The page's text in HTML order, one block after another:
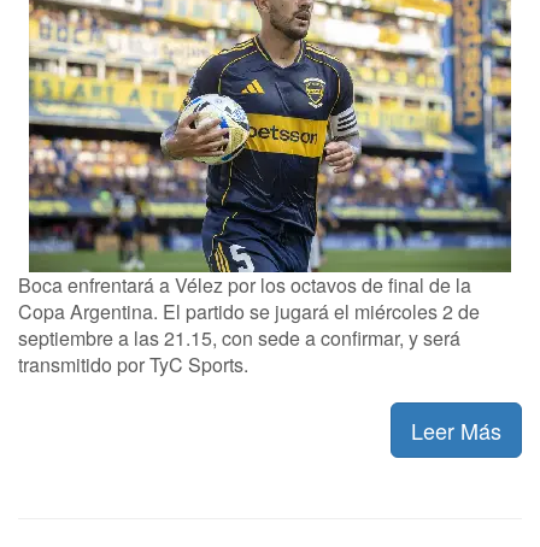
Boca enfrentará a Vélez por los octavos de final de la
Copa Argentina. El partido se jugará el miércoles 2 de
septiembre a las 21.15, con sede a confirmar, y será
transmitido por TyC Sports.
Leer Más